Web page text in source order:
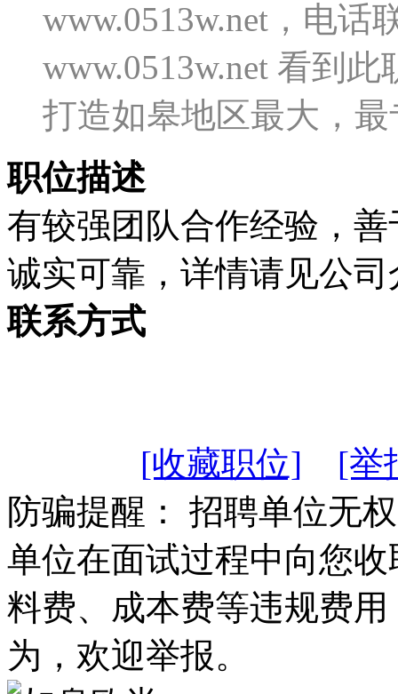
www.0513w.net，电
www.0513w.net 看到
打造如皋地区最大，
职位描述
有较强团队合作经验，
诚实可靠，详情请见公司
联系方式
[收藏职位]
[举
防骗提醒： 招聘单位无
单位在面试过程中向您
料费、成本费等违规费
为，欢迎举报。